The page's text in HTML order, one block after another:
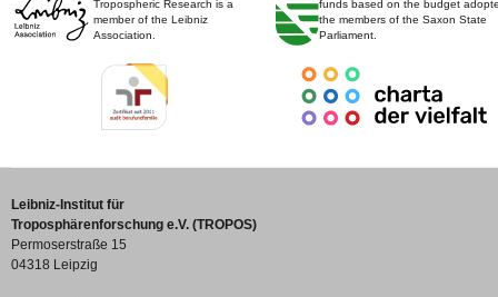
Tropospheric Research is a
member of the Leibniz
Association.
funds based on the budget
the members of the Saxon State
Parliament.
Leibniz-Institut für
Troposphärenforschung e.V. (TROPOS)
Permoserstraße 15
04318 Leipzig